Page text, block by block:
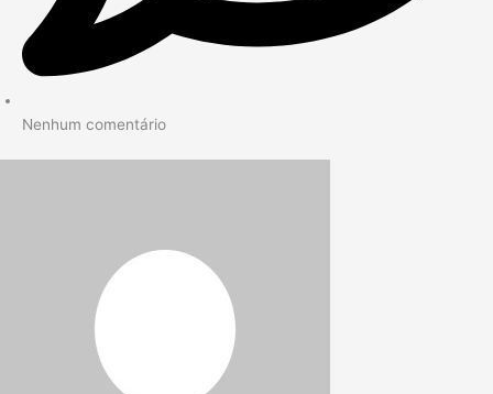
Nenhum comentário